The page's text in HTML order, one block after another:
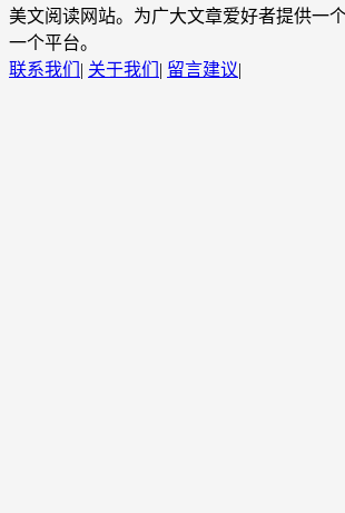
美文阅读网站。为广大文章爱好者提供一
一个平台。
联系我们 | 关于我们 | 留言建议|